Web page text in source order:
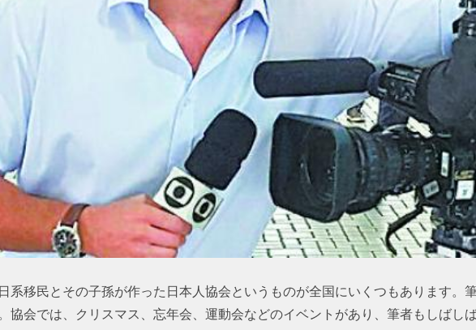
コラム
系移民とその子孫が作った日本人協会というものが全国にいくつもあります。
協会では、クリスマス、忘年会、運動会などのイベントがあり、筆者もしばし